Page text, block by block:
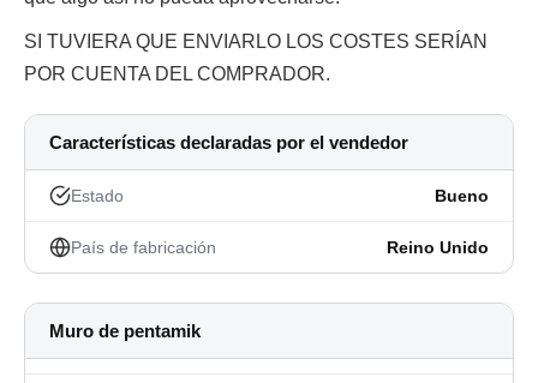
SI TUVIERA QUE ENVIARLO LOS COSTES SERÍAN
POR CUENTA DEL COMPRADOR.
Características declaradas por el vendedor
Estado Bueno
País de fabricación Reino Unido
Muro de pentamik